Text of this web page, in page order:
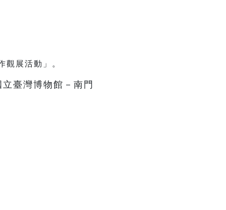
觀展活動」。
臺灣博物館－南門